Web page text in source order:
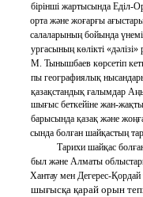
бірінші жартысында Еділ-
орта және жоғарғы
салаларының бойында
ургасының көлікті «дәлізі»
М. Тынышбаев көрсетіп
пы географиялық
қазақстандық ғалымдар
шығыс беткейіне жан-жақты
барысында қазақ және
сында болған шайқастың
Тарихи шайқас
был және Алматы
Хантау мен Дегерес-Қордай
шығысқа қарай орын